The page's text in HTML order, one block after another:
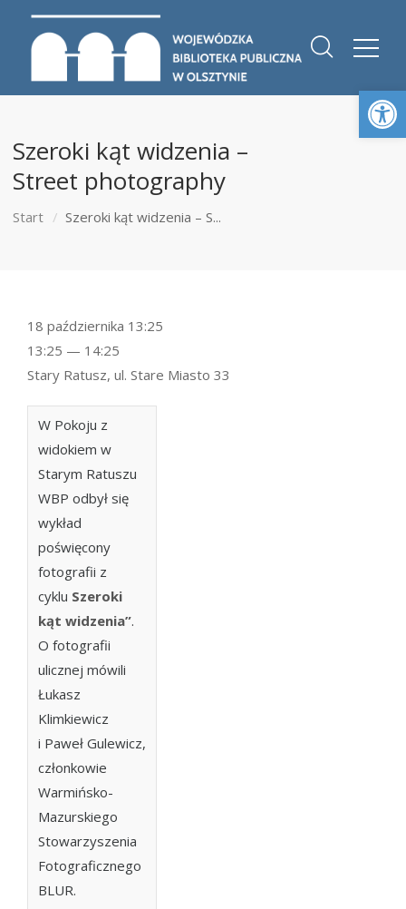
Szeroki kąt widzenia –
Street photography
Start Szeroki kąt widzenia – S...
W Pokoju z
widokiem w
Starym Ratuszu
WBP odbył się
wykład
poświęcony
fotografii z
cyklu Szeroki
kąt widzenia”.
O fotografii
ulicznej mówili
Łukasz
Klimkiewicz
i Paweł Gulewicz,
członkowie
Warmińsko-
Mazurskiego
Stowarzyszenia
Fotograficznego
BLUR.
18 października 13:25
13:25 — 14:25
Stary Ratusz, ul. Stare Miasto 33